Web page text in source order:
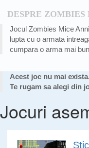
DESPRE
Jocul Zombies Mice
lupta cu o armata
cumpara o arma mai
Acest joc nu mai exista.
Te rugam sa alegi din
Jocuri